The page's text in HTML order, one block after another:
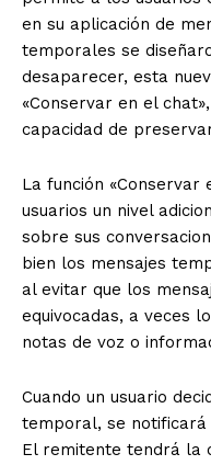
en su aplicación de
temporales se
desaparecer, esta
«Conservar en el
capacidad de
La función
usuarios un nivel
sobre sus
bien los mensajes
al evitar que los
equivocadas, a veces
notas de voz o
Cuando un usuario
temporal, se notificará
El remitente tendrá la